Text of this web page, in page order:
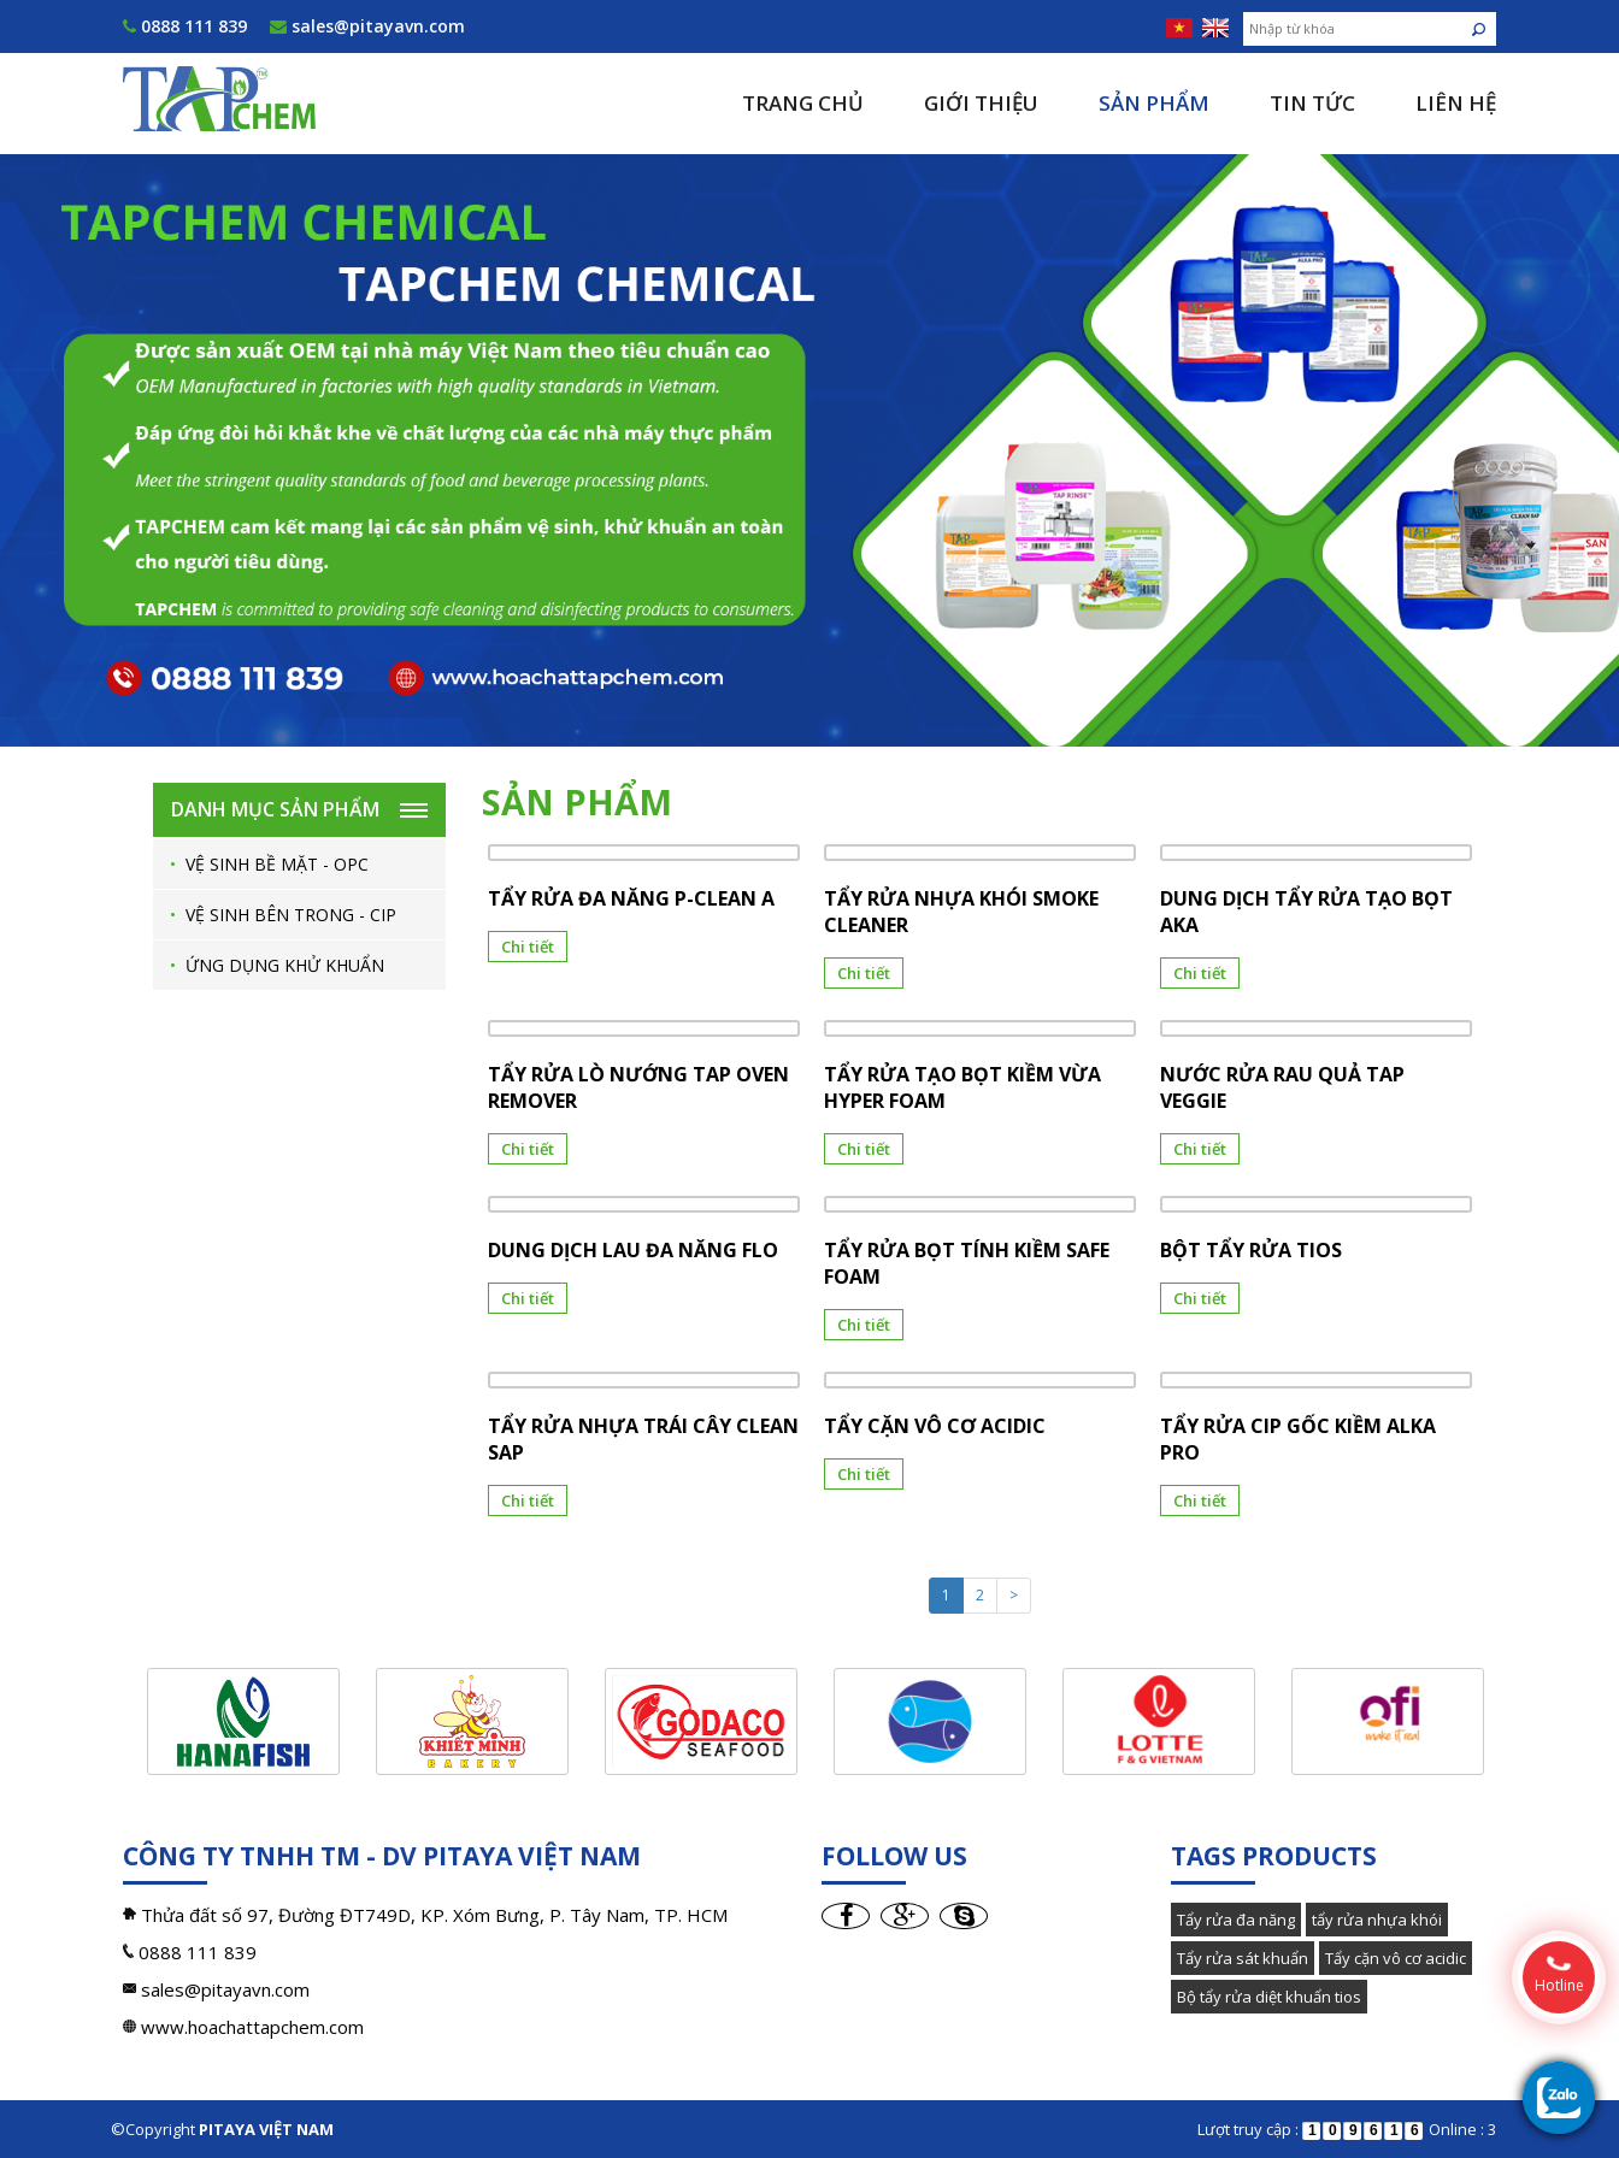
0888 111 839 sales@pitayavn.com
TRANG CHỦ GIỚI THIỆU SẢN PHẨM TIN TỨC LIÊN HỆ
DANH MỤC SẢN PHẨM
• VỆ SINH BỀ MẶT - OPC
• VỆ SINH BÊN TRONG - CIP
• ỨNG DỤNG KHỬ KHUẨN
SẢN PHẨM
TẨY RỬA ĐA NĂNG P-CLEAN A
Chi tiết
TẨY RỬA NHỰA KHÓI SMOKE
CLEANER
Chi tiết
DUNG DỊCH TẨY RỬA TẠO BỌT
AKA
Chi tiết
TẨY RỬA LÒ NƯỚNG TAP OVEN
REMOVER
Chi tiết
TẨY RỬA TẠO BỌT KIỀM VỪA
HYPER FOAM
Chi tiết
NƯỚC RỬA RAU QUẢ TAP
VEGGIE
Chi tiết
DUNG DỊCH LAU ĐA NĂNG FLO
Chi tiết
TẨY RỬA BỌT TÍNH KIỀM SAFE
FOAM
Chi tiết
BỘT TẨY RỬA TIOS
Chi tiết
TẨY RỬA NHỰA TRÁI CÂY CLEAN
SAP
Chi tiết
TẨY CẶN VÔ CƠ ACIDIC
Chi tiết
TẨY RỬA CIP GỐC KIỀM ALKA
PRO
Chi tiết
1 2 >
CÔNG TY TNHH TM - DV PITAYA VIỆT NAM
Thửa đất số 97, Đường ĐT749D, KP. Xóm Bưng, P. Tây Nam, TP. HCM
0888 111 839
sales@pitayavn.com
www.hoachattapchem.com
FOLLOW US TAGS PRODUCTS
Tẩy rửa đa năng
tẩy rửa nhựa khói
Tẩy rửa sát khuẩn
Tẩy cặn vô cơ acidic
Bộ tẩy rửa diệt khuẩn tios
©Copyright PITAYA VIỆT NAM Lượt truy cập : 1 0 9 6 1 6 Online : 3
Hotline